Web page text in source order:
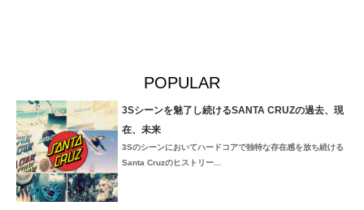
POPULAR
3Sシーンを魅了し続けるSANTA CRUZの過去、現
在、未来
3Sのシーンにおいてハードコアで独特な存在感を放ち続ける
Santa Cruzのヒストリー...